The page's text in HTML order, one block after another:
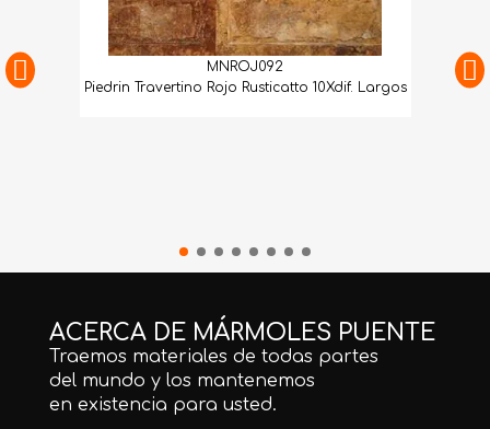
MNROJ092
Piedrin Travertino Rojo Rusticatto 10Xdif. Largos
ACERCA DE MÁRMOLES PUENTE
Traemos materiales de todas partes
del mundo y los mantenemos
en existencia para usted.